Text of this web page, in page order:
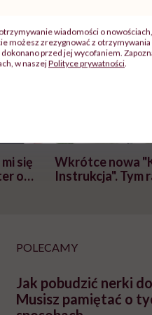
się
o
Wkrótce nowa
Instrukcja". Tym
POLECAMY
Jak pobudzić nerki
Musisz pamiętać o
wiadomości o
możesz zrezygnować z
przed jej wycofaniem.
w naszejPolityce prywatności.